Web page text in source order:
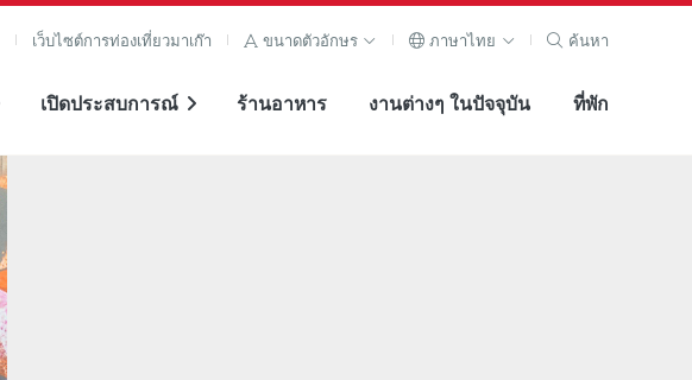
เว็บไซต์การท่องเที่ยวมาเก๊า ขนาดตัวอักษร ภาษาไทย ค้นหา
เปิดประสบการณ์ ร้านอาหาร งานต่างๆ ในปัจจุบัน ที่พัก